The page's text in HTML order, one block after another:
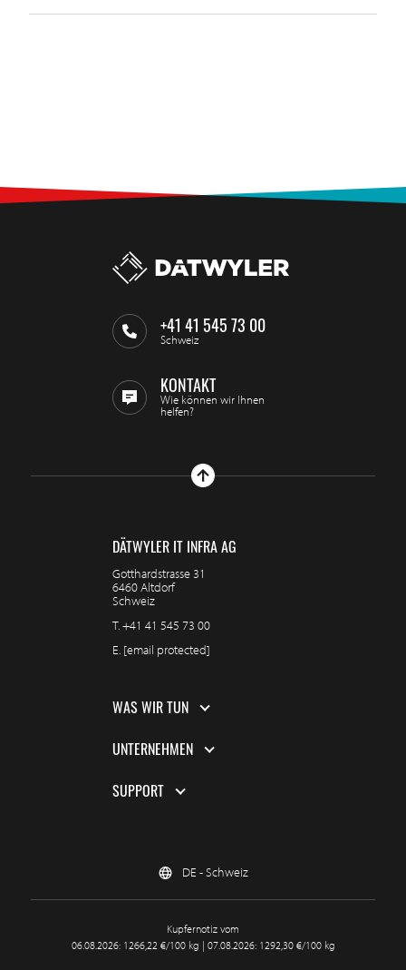
+41 41 545 73 00
Schweiz
KONTAKT
Wie können wir Ihnen
helfen?
DÄTWYLER IT INFRA AG
Gotthardstrasse 31
6460 Altdorf
Schweiz
T.+41 41 545 73 00
E. [email protected]
WAS WIR TUN
UNTERNEHMEN
SUPPORT
DE - Schweiz
Kupfernotiz vom
06.08.2026: 1266,22 €/100 kg | 07.08.2026: 1292,30 €/100 kg